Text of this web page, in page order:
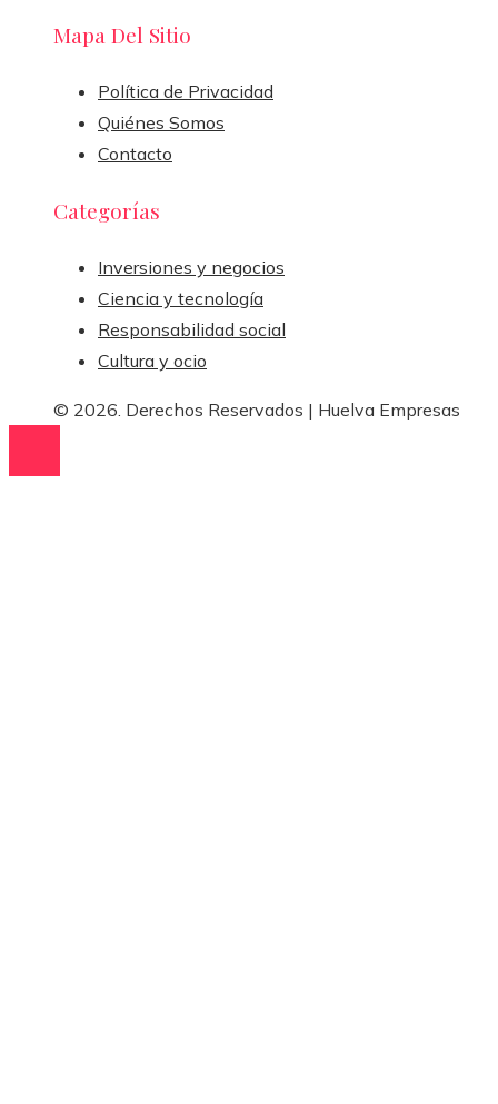
Mapa Del Sitio
Política de Privacidad
Quiénes Somos
Contacto
Categorías
Inversiones y negocios
Ciencia y tecnología
Responsabilidad social
Cultura y ocio
© 2026. Derechos Reservados | Huelva Empresas